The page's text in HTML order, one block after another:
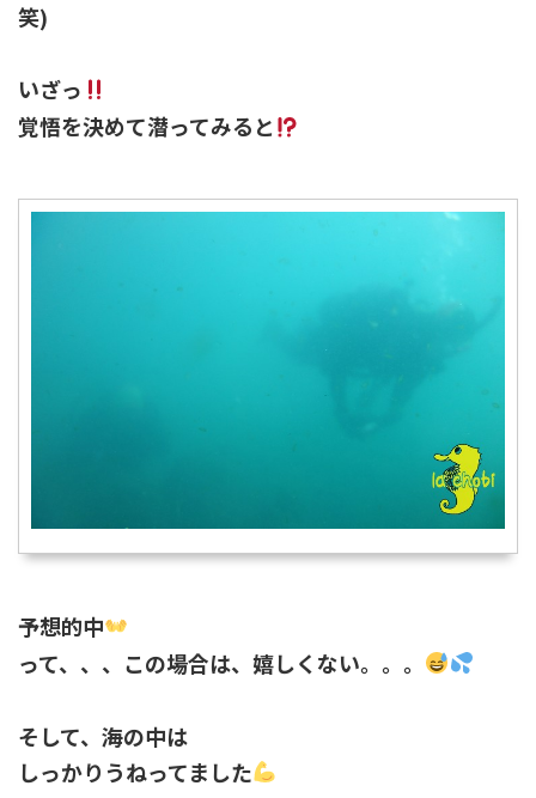
笑)
いざっ
覚悟を決めて潜ってみると
予想的中
って、、、この場合は、嬉しくない。。。
そして、海の中は
しっかりうねってました